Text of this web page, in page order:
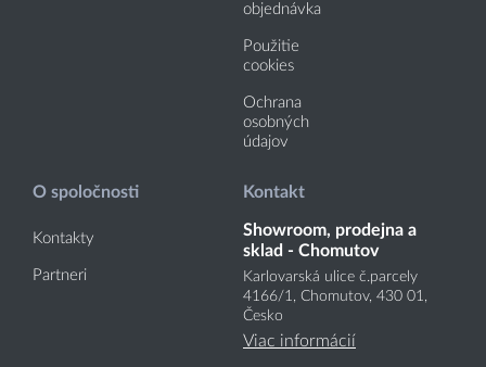
objednávka
Použitie
cookies
Ochrana
osobných
údajov
O spoločnosti
Kontakty
Partneri
Kontakt
Showroom, prodejna a
sklad - Chomutov
Karlovarská ulice č.parcely
4166/1, Chomutov, 430 01,
Česko
Viac informácií